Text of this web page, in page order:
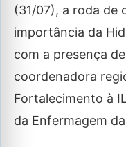
(31/07), a roda de
importância da
com a presença
coordenadora
Fortalecimento à
da Enfermagem